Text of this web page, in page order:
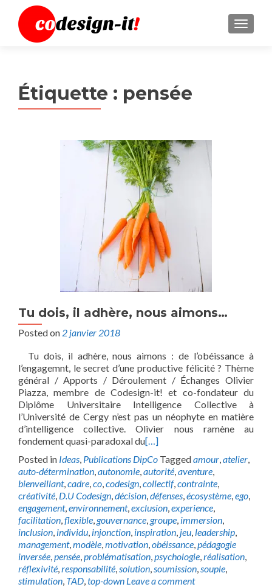
MENU
Étiquette : pensée
Tu dois, il adhère, nous aimons…
Posted on 2 janvier 2018
Tu dois, il adhère, nous aimons : de l’obéissance à
l’engagemnt, le secret d’une productive félicité ? Thème
général / Apports / Déroulement / Échanges Olivier
Piazza, membre de Codesign-it! et co-fondateur du
Diplôme Universitaire Intelligence Collective à
l’Université de Cergy n’est pas un néophyte en matière
d’intelligence collective. Olivier nous ramène au
fondement quasi-paradoxal du[…]
Posted in Ideas, Publications DipCo Taggedamour,atelier,
auto-détermination,autonomie,autorité,aventure,
bienveillant,cadre,co,codesign,collectif,contrainte,
créativité, D.U Codesign,décision,défenses,écosystème,ego,
engagement,environnement,exclusion,experience,
facilitation,flexible,gouvernance,groupe, immersion,
inclusion, individu, injonction, inspiration, jeu, leadership,
management,modèle,motivation,obéissance,pédagogie
inversée,pensée,problématisation,psychologie,réalisation,
réflexivité,responsabilité,solution,soumission,souple,
stimulation, TAD,top-down Leave a comment